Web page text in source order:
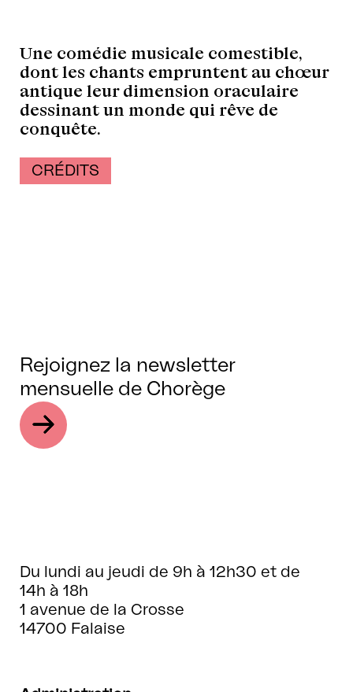
Une comédie musicale comestible,
dont les chants empruntent au chœur
antique leur dimension oraculaire
dessinant un monde qui rêve de
conquête.
CRÉDITS
Rejoignez la newsletter
mensuelle de Chorège
Du lundi au jeudi de 9h à 12h30 et de
14h à 18h
1 avenue de la Crosse
14700 Falaise